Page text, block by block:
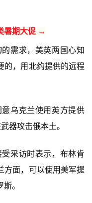
暑期大促 →
需求，美英两国心知
的，用北约提供的远程
乌克兰使用英方提供
器攻击俄本土。
采访时表示，布林肯
方面，可以使用美军提
。